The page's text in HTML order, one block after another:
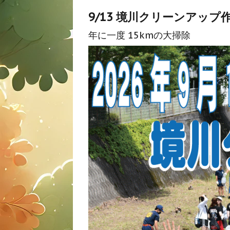
9/13 境川クリーンアップ
年に一度 15kmの大掃除